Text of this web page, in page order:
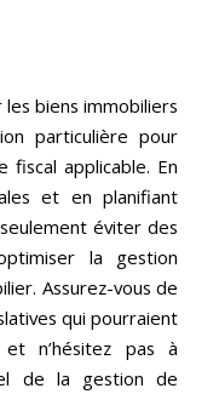
biens immobiliers
particulière pour
applicable. En
et en planifiant
éviter des
la gestion
Assurez-vous de
qui pourraient
n’hésitez pas à
de la gestion de